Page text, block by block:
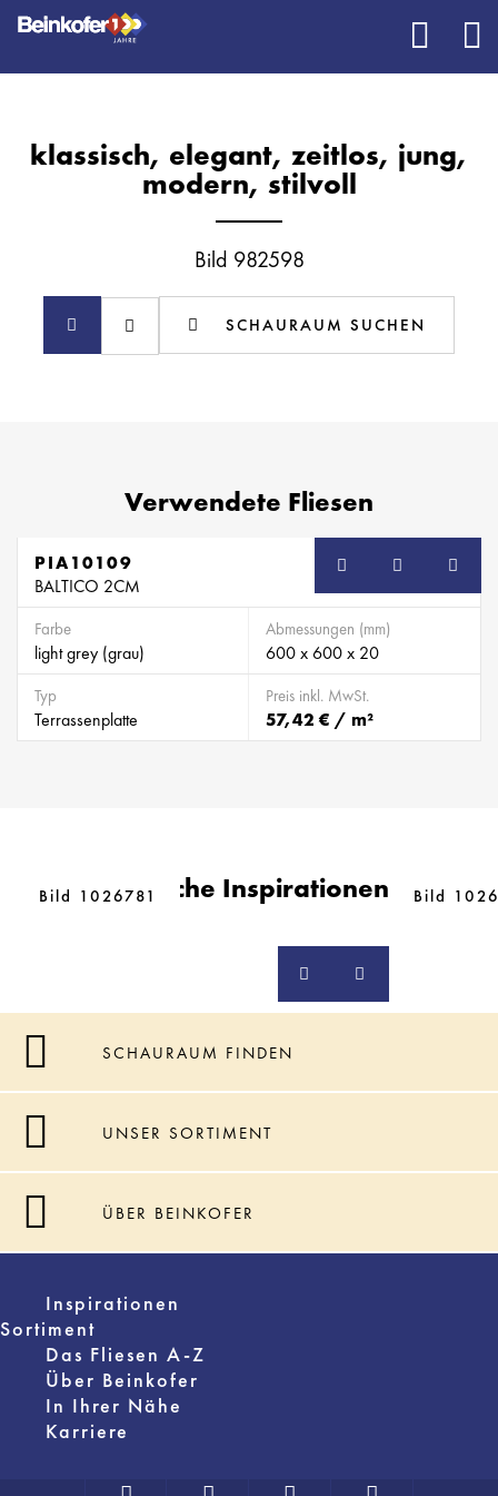
klassisch, elegant, zeitlos, jung,
modern, stilvoll
Bild 982598
SCHAURAUM SUCHEN
Verwendete Fliesen
PIA10109
BALTICO 2CM
Farbe
light grey (grau)
Abmessungen (mm)
600 x 600 x 20
Typ
Terrassenplatte
Preis inkl. MwSt.
57,42 € / m²
Ähnliche Inspirationen
Bild 1026781 Bild
SCHAURAUM FINDEN
UNSER SORTIMENT
ÜBER BEINKOFER
Inspirationen
Sortiment
Das Fliesen A-Z
Über Beinkofer
In Ihrer Nähe
Karriere